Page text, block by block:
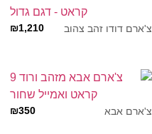
צ'ארם דודו זהב צהוב ₪1,210
צ'ארם אבא ₪350